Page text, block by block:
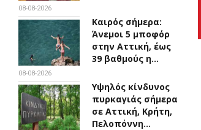
08-08-2026
Καιρός σήμερα:
Άνεμοι 5 μποφόρ
στην Αττική, έως
39 βαθμούς η…
08-08-2026
Υψηλός κίνδυνος
πυρκαγιάς σήμερα
σε Αττική, Κρήτη,
Πελοπόννη…